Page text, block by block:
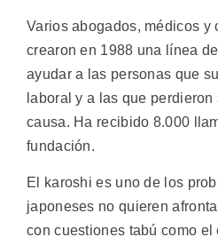
Varios abogados, médicos y
crearon en 1988 una línea
ayudar a las personas que
laboral y a las que
causa. Ha recibido 8.000
fundación.
El karoshi es uno de los
japoneses no quieren
con cuestiones tabú como el